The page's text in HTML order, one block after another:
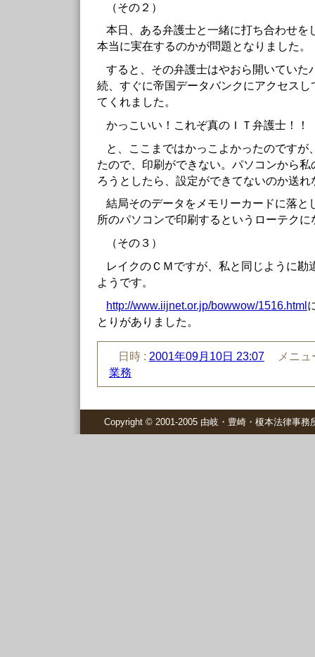
（その２）
本日、ある弁護士と一緒に打ち合わせを
本当に実在するのかが問題となりました。
すると、その弁護士はやおら開いていた
続、すぐに帝国データバンクにアクセス
てくれました。
かっこいい！これぞ真のＩＴ弁護士！！
と、ここまではかっこよかったのですが
たので、印刷ができない。パソコンから
ろうとしたら、設定ができてないのか送れ
結局そのデータをメモリーカードに落と
所のパソコンで印刷するというローテクに
（その３）
レイクのＣＭですが、私と同じように勘
ようです。
http://www.iijnet.or.jp/bowwow/1516.html
とりがありました。
日時 : 2001年09月10日 23:07
メニ
業務
Copyright © 2001-2005 由岐・豊崎・榎本法律事